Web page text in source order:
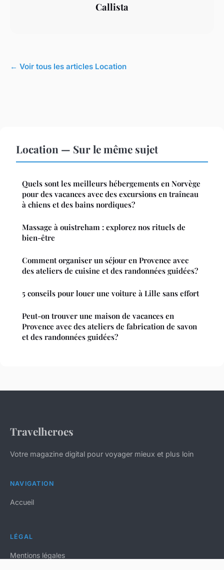
Callista
← Voir tous les articles Location
Location — Sur le même sujet
Quels sont les meilleurs hébergements en Norvège
pour des vacances avec des excursions en traîneau
à chiens et des bains nordiques?
Massage à ouistreham : explorez nos rituels de
bien-être
Comment organiser un séjour en Provence avec
des ateliers de cuisine et des randonnées guidées?
5 conseils pour louer une voiture à Lille sans effort
Peut-on trouver une maison de vacances en
Provence avec des ateliers de fabrication de savon
et des randonnées guidées?
Travelheroes
Votre magazine digital pour voyager mieux et plus loin
NAVIGATION
Accueil
LÉGAL
Mentions légales